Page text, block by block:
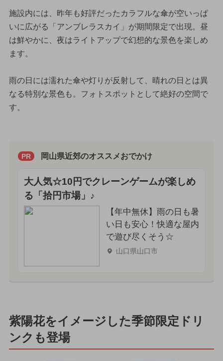
施設内には、昨年も好評だったカラフルな傘が空いっぱ
いに広がる「アンブレラスカイ」が期間限定で出現。昼
は鮮やかに、夜はライトアップで幻想的な景色を楽しめ
ます。
雨の日には濡れた傘や灯りが反射して、晴れの日とは異
なる特別な景色も。フォトスポットとして絶好の空間で
す。
PR 岡山県近郊のオススメおでかけ
大人気☆10円でクレーンゲームが楽しめ
る「拾円市場」♪
【年中無休】雨の日も暑
い日も安心！快適な屋内
で遊び尽くそう☆
山口県山口市
紫陽花をイメージした季節限定ドリ
ンクも登場